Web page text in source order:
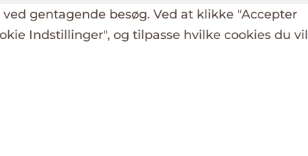
gentagende besøg. Ved at klikke "Accepter
Indstillinger", og tilpasse hvilke cookies du vil